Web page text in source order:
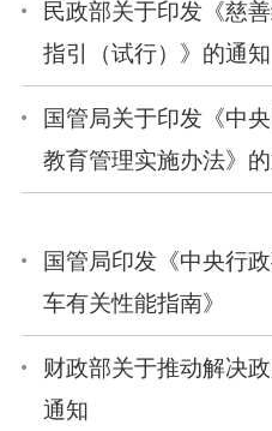
民政部关于印发《慈
指引（试行）》的通知
国管局关于印发《中
教育管理实施办法》
国管局印发《中央行
车有关性能指南》
财政部关于推动解决
通知